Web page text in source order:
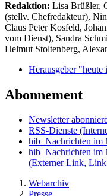
Redaktion: Lisa Brüßler,
(stellv. Chefredakteur),
Claus Peter Kosfeld,
vom Dienst), Sandra
Helmut Stoltenberg,
Herausgeber
Abonnement
Newsletter
RSS-Dienste
hib_Nachrichten
hib_Nachrichten im
(Externer Link, Link
Webarchiv